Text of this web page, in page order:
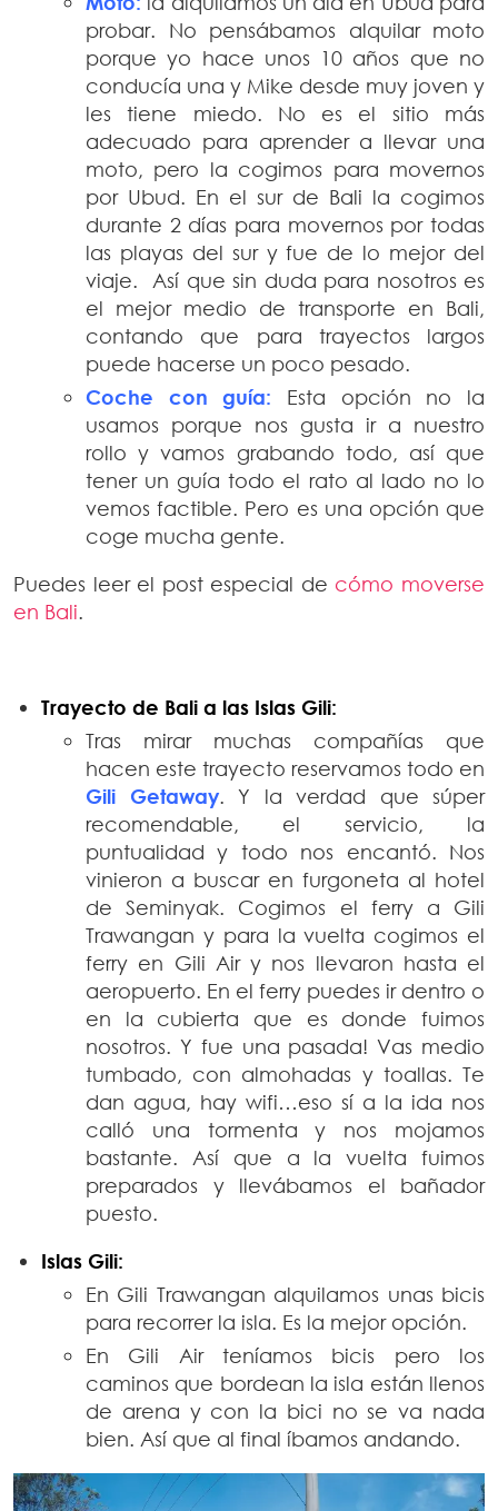
probar. No pensábamos alquilar moto
porque yo hace unos 10 años que no
conducía una y Mike desde muy joven y
les tiene miedo. No es el sitio más
adecuado para aprender a llevar una
moto, pero la cogimos para movernos
por Ubud. En el sur de Bali la cogimos
durante 2 días para movernos por todas
las playas del sur y fue de lo mejor del
viaje. Así que sin duda para nosotros es
el mejor medio de transporte en Bali,
contando que para trayectos largos
puede hacerse un poco pesado.
Coche con guía: Esta opción no la
usamos porque nos gusta ir a nuestro
rollo y vamos grabando todo, así que
tener un guía todo el rato al lado no lo
vemos factible. Pero es una opción que
coge mucha gente.
Puedes leer el post especial de cómo moverse
en Bali.
Trayecto de Bali a las Islas Gili:
Tras mirar muchas compañías que
hacen este trayecto reservamos todo en
Gili Getaway. Y la verdad que súper
recomendable, el servicio, la
puntualidad y todo nos encantó. Nos
vinieron a buscar en furgoneta al hotel
de Seminyak. Cogimos el ferry a Gili
Trawangan y para la vuelta cogimos el
ferry en Gili Air y nos llevaron hasta el
aeropuerto. En el ferry puedes ir dentro o
en la cubierta que es donde fuimos
nosotros. Y fue una pasada! Vas medio
tumbado, con almohadas y toallas. Te
dan agua, hay wifi…eso sí a la ida nos
calló una tormenta y nos mojamos
bastante. Así que a la vuelta fuimos
preparados y llevábamos el bañador
puesto.
Islas Gili:
En Gili Trawangan alquilamos unas bicis
para recorrer la isla. Es la mejor opción.
En Gili Air teníamos bicis pero los
caminos que bordean la isla están llenos
de arena y con la bici no se va nada
bien. Así que al final íbamos andando.